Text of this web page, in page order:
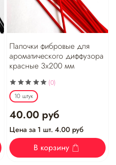
Палочки фибровые для
ароматического диффузора
красные 3х200 мм
(0)
10 штук
40.00 руб
Цена за 1 шт. 4.00 руб
В корзину